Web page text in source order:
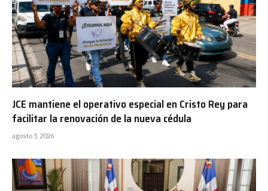
JCE mantiene el operativo especial en Cristo Rey para
facilitar la renovación de la nueva cédula
agosto 5, 2026